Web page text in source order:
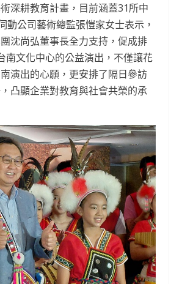
深耕教育計畫，目前涵蓋31所中
動公司藝術總監張愷家女士表示，
沈尚弘董事長全力支持，促成排
南文化中心的公益演出，不僅讓花
演出的心願，更安排了隔日參訪
凸顯企業對教育與社會共榮的承